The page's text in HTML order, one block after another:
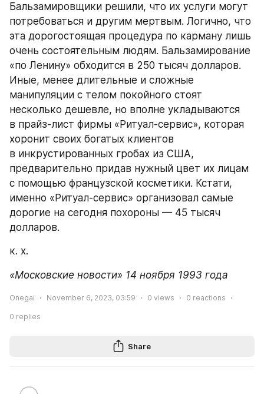
Бальзамировщики решили, что их услуги могут
потребоваться и другим мертвым. Логично, что
эта дорогостоящая процедура по карману лишь
очень состоятельным людям. Бальзамирование
«по Ленину» обходится в 250 тысяч долларов.
Иные, менее длительные и сложные
манипуляции с телом покойного стоят
несколько дешевле, но вполне укладываются
в прайз-лист фирмы «Ритуал-сервис», которая
хоронит своих богатых клиентов
в инкрустированных гробах из США,
предварительно придав нужный цвет их лицам
с помощью французской косметики. Кстати,
именно «Ритуал-сервис» организовал самые
дорогие на сегодня похороны — 45 тысяч
долларов.
к. х.
«Московские новости» 14 ноября 1993 года
Onegai November 6, 2023, 03:59 0 views 0 reactions
0 replies
Share